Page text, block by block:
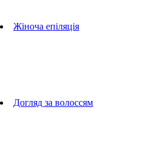
Жіноча епіляція
Догляд за волоссям